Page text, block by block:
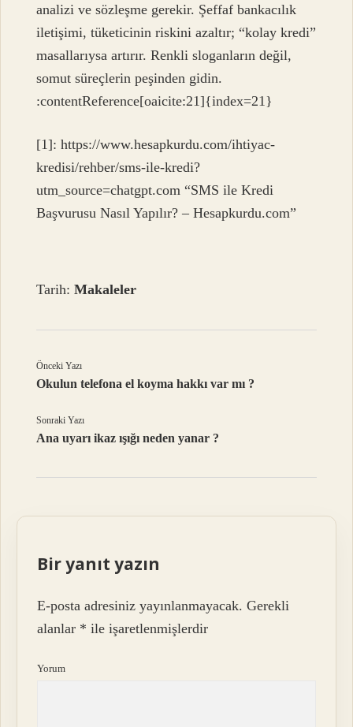
analizi ve sözleşme gerekir. Şeffaf bankacılık
iletişimi, tüketicinin riskini azaltır; “kolay kredi”
masallarıysa artırır. Renkli sloganların değil,
somut süreçlerin peşinden gidin.
:contentReference[oaicite:21]{index=21}
[1]: https://www.hesapkurdu.com/ihtiyac-
kredisi/rehber/sms-ile-kredi?
utm_source=chatgpt.com “SMS ile Kredi
Başvurusu Nasıl Yapılır? – Hesapkurdu.com”
Tarih:Makaleler
Önceki Yazı
Okulun telefona el koyma hakkı var mı ?
Sonraki Yazı
Ana uyarı ikaz ışığı neden yanar ?
Bir yanıt yazın
E-posta adresiniz yayınlanmayacak. Gerekli
alanlar * ile işaretlenmişlerdir
Yorum